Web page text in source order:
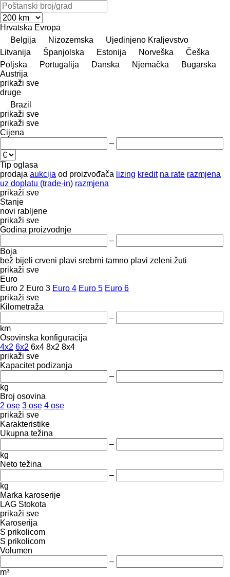
Hrvatska Evropa
Belgija
Nizozemska
Ujedinjeno Kraljevstvo
Litvanija
Španjolska Estonija Norveška
Češka
Poljska
Portugalija Danska Njemačka
Bugarska
Austrija
prikaži sve
druge
Brazil
prikaži sve
prikaži sve
Cijena
–
Tip oglasa
prodaja aukcija od proizvođača lizing kredit na rate razmjena
uz doplatu (trade-in) razmjena
prikaži sve
Stanje
novi rabljene
prikaži sve
Godina proizvodnje
–
Boja
bež bijeli crveni plavi srebrni tamno plavi zeleni žuti
prikaži sve
Euro
Euro 2 Euro 3 Euro 4 Euro 5 Euro 6
prikaži sve
Kilometraža
–
km
Osovinska konfiguracija
4x2 6x2 6x4 8x2 8x4
prikaži sve
Kapacitet podizanja
–
kg
Broj osovina
2 ose 3 ose 4 ose
prikaži sve
Karakteristike
Ukupna težina
–
kg
Neto težina
–
kg
Marka karoserije
LAG Stokota
prikaži sve
Karoserija
S prikolicom
S prikolicom
Volumen
–
m³